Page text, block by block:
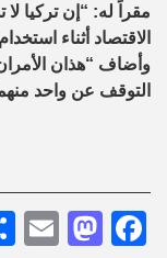
مقراً له:
“ إن تركيا
الاقتصاد أثناء استخدام
و أضاف “هذان
التوقف عن واحد